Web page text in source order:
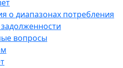
о диапазонах потребления
вопросы